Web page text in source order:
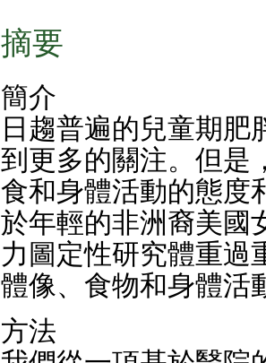
摘要
簡介
日趨普遍的兒童期
到更多的關注。但是
食和身體活動的態度
於年輕的非洲裔美國
力圖定性研究體重過
體像、食物和身體活
方法